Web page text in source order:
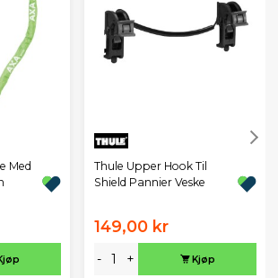
Med
Thule Upper Hook Til
Shield Pannier Veske
149,00 kr
- + Kjøp